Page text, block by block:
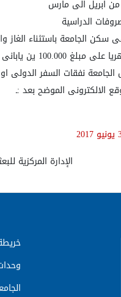
ابريل الى مارس
الدراسية
الجامعة باستثناء الغاز
100.000 ين يابانى
الجامعة نفقات السفر الدولى او
الالكترونى الموضح بعد :ـ
الإدارة المركزية